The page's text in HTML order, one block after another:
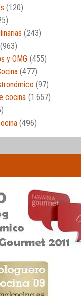
(120)
(243)
(963)
y OMG (455)
(477)
(97)
cocina (1.657)
(496)